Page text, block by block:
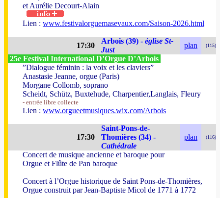
et Aurélie Decourt-Alain
Lien : www.festivalorguemasevaux.com/Saison-2026.html
17:30
Arbois (39) - église St-
Just
plan (115)
25e Festival International D’Orgue D’Arbois
”Dialogue féminin : la voix et les claviers”
Anastasie Jeanne, orgue (Paris)
Morgane Collomb, soprano
Scheidt, Schütz, Buxtehude, Charpentier,Langlais, Fleury
- entrée libre collecte
Lien : www.orgueetmusiques.wix.com/Arbois
17:30
Saint-Pons-de-
Thomières (34) -
Cathédrale
plan (116)
Concert de musique ancienne et baroque pour
Orgue et Flûte de Pan baroque
Concert à l’Orgue historique de Saint Pons-de-Thomières,
Orgue construit par Jean-Baptiste Micol de 1771 à 1772